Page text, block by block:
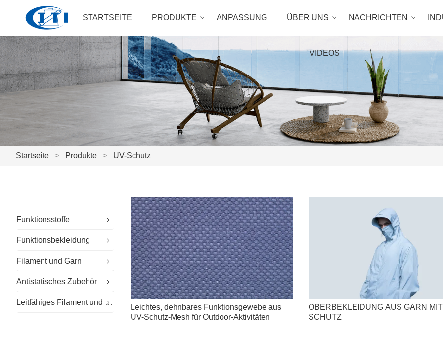
STARTSEITE PRODUKTE ANPASSUNG ÜBER UNS NACHRICHTEN
VIDEOS
Startseite > Produkte > UV-Schutz
Funktionsstoffe
Spezialstoffe
Nachhaltiges Gewebe
Outdoor-Gewebe
Funktionsbekleidung
Spezielle Arbeitskleidung
Reinraumkleidung
Allgemeine Arbeitskleidung
Filament und Garn
Flammhemmendes Garn
Antistatisches Zubehör
Antistatische Handschuhe
Leitfähiges Filament und Garn
Leichtes, dehnbares Funktionsgewebe aus
UV-Schutz-Mesh für Outdoor-Aktivitäten
OBERBEKLEIDUNG AUS GARN
SCHUTZ